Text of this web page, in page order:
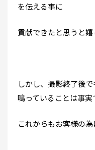
を伝える事に
貢献できたと思うと嬉
しかし、撮影終了後
鳴っていることは事実
これからもお客様の為